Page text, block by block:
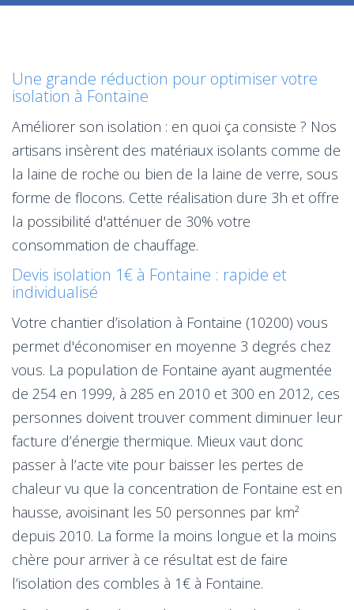
Une grande réduction pour optimiser votre
isolation à Fontaine
Améliorer son isolation : en quoi ça consiste ? Nos
artisans insèrent des matériaux isolants comme de
la laine de roche ou bien de la laine de verre, sous
forme de flocons. Cette réalisation dure 3h et offre
la possibilité d'atténuer de 30% votre
consommation de chauffage.
Devis isolation 1€ à Fontaine : rapide et
individualisé
Votre chantier d’isolation à Fontaine (10200) vous
permet d'économiser en moyenne 3 degrés chez
vous. La population de Fontaine ayant augmentée
de 254 en 1999, à 285 en 2010 et 300 en 2012, ces
personnes doivent trouver comment diminuer leur
facture d’énergie thermique. Mieux vaut donc
passer à l’acte vite pour baisser les pertes de
chaleur vu que la concentration de Fontaine est en
hausse, avoisinant les 50 personnes par km²
depuis 2010. La forme la moins longue et la moins
chère pour arriver à ce résultat est de faire
l’isolation des combles à 1€ à Fontaine.